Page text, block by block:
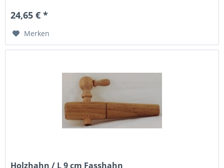
24,65 € *
Merken
Holzhahn / L 9 cm Fasshahn